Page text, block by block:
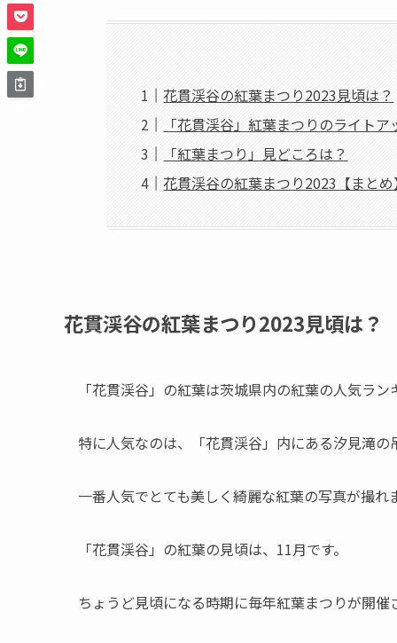
花貫渓谷の紅葉まつり2023見頃は？
「花貫渓谷」紅葉まつりのライトア
「紅葉まつり」見どころは？
花貫渓谷の紅葉まつり2023【まと
花貫渓谷の紅葉まつり2023見頃は？
「花貫渓谷」の紅葉は茨城県内の紅葉の人気ラ
特に人気なのは、 「花貫渓谷」内にある汐見滝
一番人気でとても美しく綺麗な紅葉の写真が撮れ
「花貫渓谷」の紅葉の見頃は、11月です。
ちょうど見頃になる時期に毎年紅葉まつりが開催